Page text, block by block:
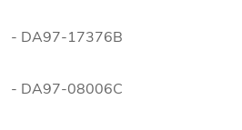
- DA97-17376B
- DA97-08006C